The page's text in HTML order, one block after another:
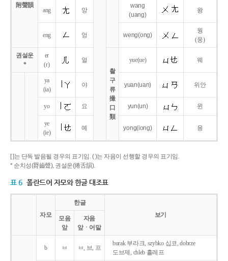
附聲韻
ang 앙
wang
(uang)
왕
eng 엉 weng(ong)
웡
(웅)
권설운
*
er
(r)
얼
촬
구
류
撮
口
類
yue(ue) 웨
ya
(ia)
야 yuan(uan) 위안
yo 요 yun(un) 윈
ye
(ie)
예 yong(iong) 융
[ ]는 단독 발음될 경우의 표기임. ( )는 자음이 선행할 경우의 표기임.
* 순치성(脣齒聲), 권설운(捲舌韻).
표 6 폴란드어 자모와 한글 대조표
자모
한글
보기
모음
앞
자음
앞ㆍ어말
b ㅂ ㅂ, 브, 프
burak 부라크, szybko 십코, dobrze
도브제, chleb 흘레프